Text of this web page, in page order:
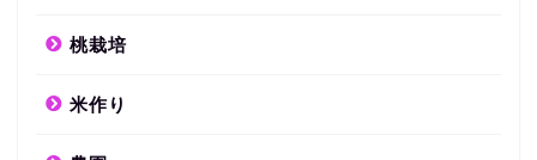
桃栽培
米作り